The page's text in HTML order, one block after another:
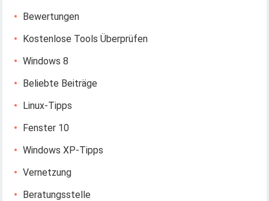
Bewertungen
Kostenlose Tools Überprüfen
Windows 8
Beliebte Beiträge
Linux-Tipps
Fenster 10
Windows XP-Tipps
Vernetzung
Beratungsstelle